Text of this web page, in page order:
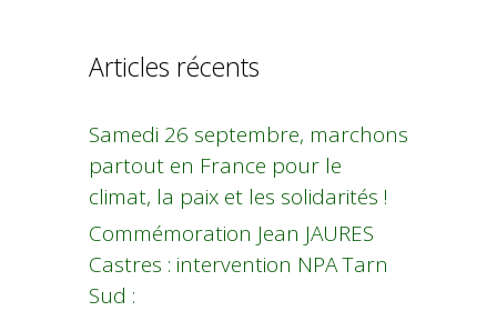
Articles récents
Samedi 26 septembre, marchons
partout en France pour le
climat, la paix et les solidarités !
Commémoration Jean JAURES
Castres : intervention NPA Tarn
Sud :